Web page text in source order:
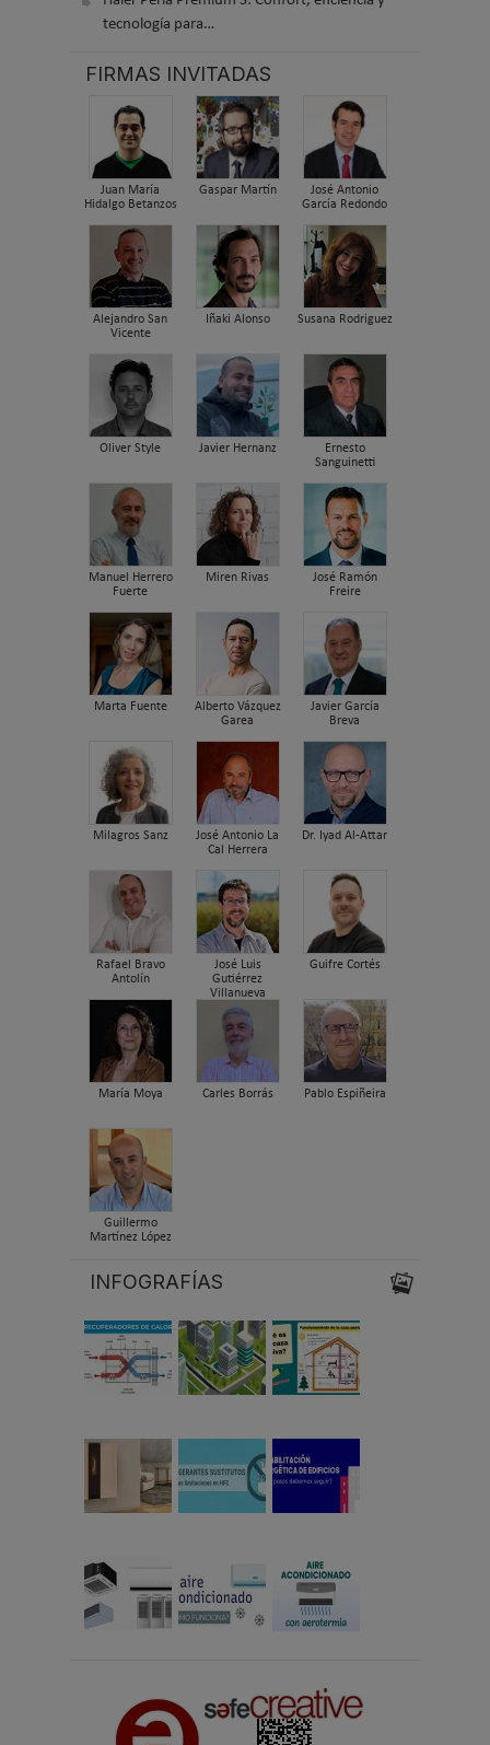
tecnología para…
FIRMAS INVITADAS
Juan María
Hidalgo Betanzos
Gaspar Martín
José Antonio
García Redondo
Alejandro San
Vicente
Iñaki Alonso Susana Rodriguez
Oliver Style Javier Hernanz
Ernesto
Sanguinetti
Manuel Herrero
Fuerte
Miren Rivas
José Ramón
Freire
Marta Fuente
Alberto Vázquez
Garea
Javier García
Breva
Milagros Sanz
José Antonio La
Cal Herrera
Dr. Iyad Al-Attar
Rafael Bravo
Antolín
José Luis
Gutiérrez
Villanueva
Guifre Cortés
María Moya Carles Borrás Pablo Espiñeira
Guillermo
Martínez López
INFOGRAFÍAS